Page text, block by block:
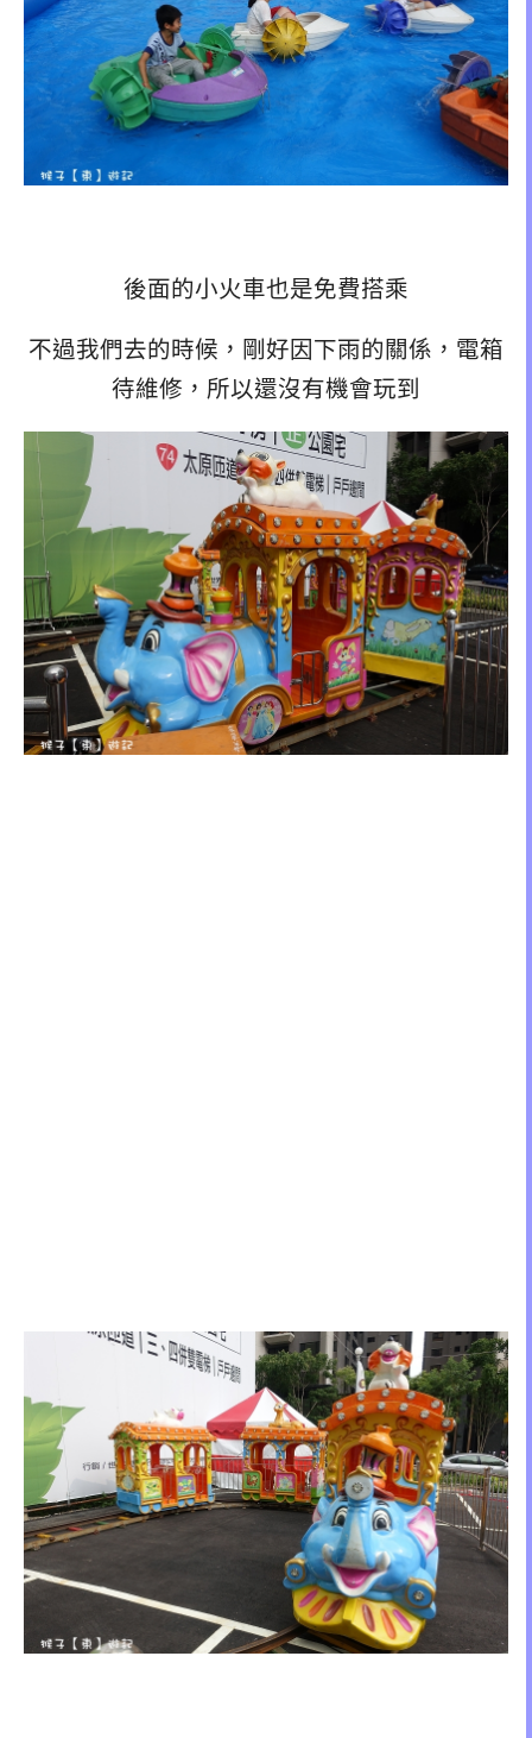
後面的小火車也是免費搭乘
不過我們去的時候，剛好因下雨的關係，電箱
待維修，所以還沒有機會玩到